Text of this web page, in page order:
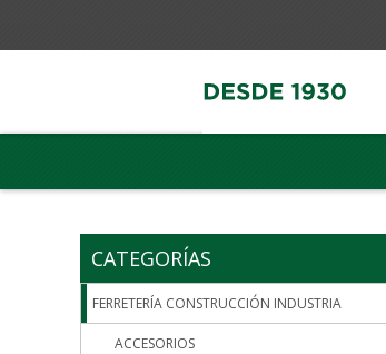
CATEGORÍAS
FERRETERÍA CONSTRUCCIÓN INDUSTRIA
ACCESORIOS